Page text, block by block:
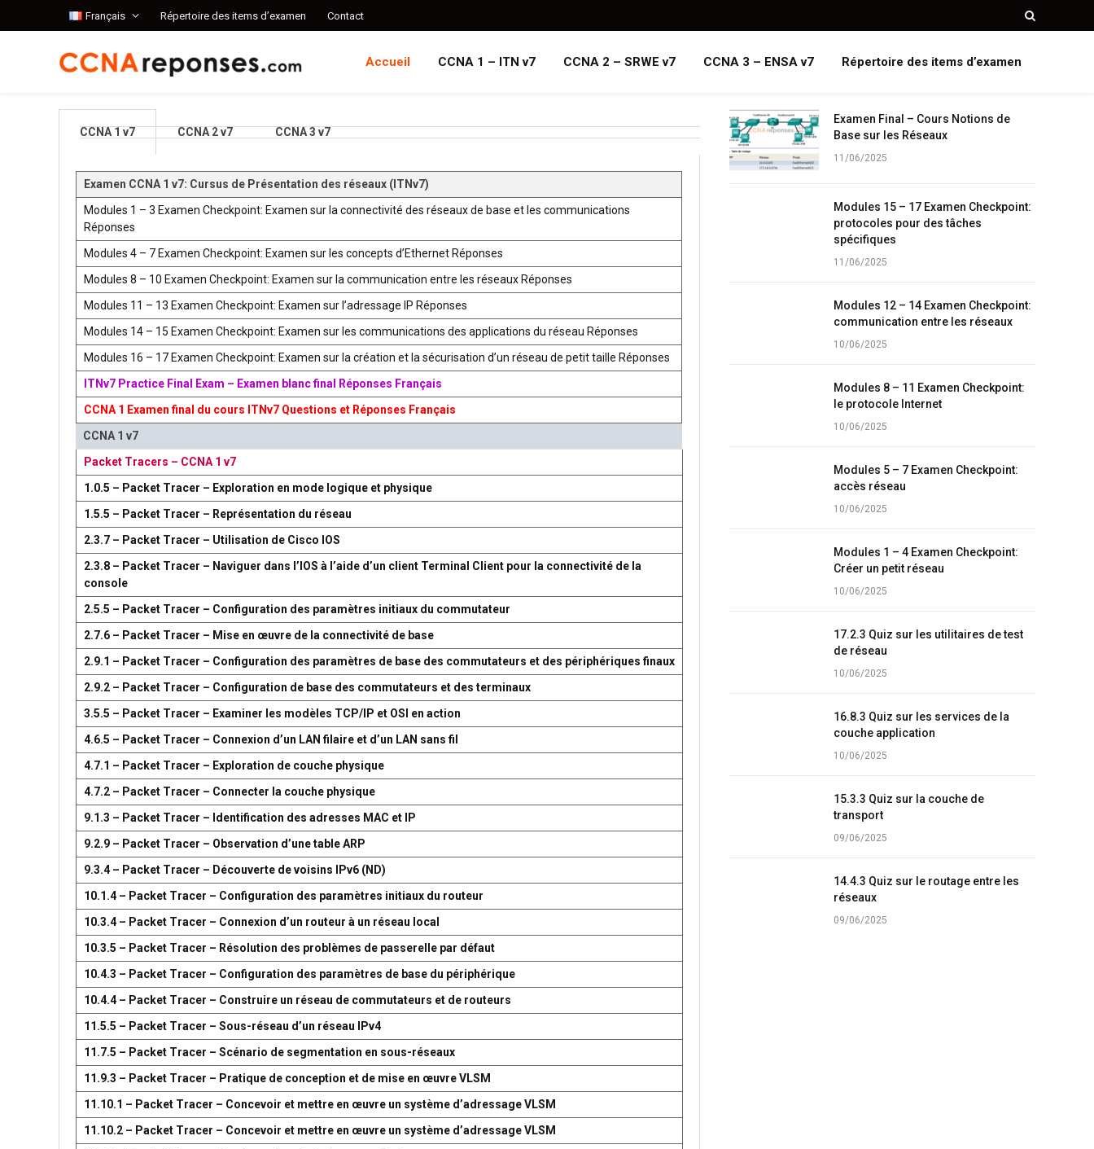
Français Répertoire des items d’examen Contact
Accueil CCNA 1 – ITN v7 CCNA 2 – SRWE v7 CCNA 3 – ENSA v7 Répertoire des items d’examen
CCNA 1 v7 CCNA 2 v7 CCNA 3 v7
Examen CCNA 1 v7: Cursus de Présentation des réseaux (ITNv7)
Modules 1 – 3 Examen Checkpoint: Examen sur la connectivité des réseaux de base et les communications
Réponses
Modules 4 – 7 Examen Checkpoint: Examen sur les concepts d’Ethernet Réponses
Modules 8 – 10 Examen Checkpoint: Examen sur la communication entre les réseaux Réponses
Modules 11 – 13 Examen Checkpoint: Examen sur l’adressage IP Réponses
Modules 14 – 15 Examen Checkpoint: Examen sur les communications des applications du réseau Réponses
Modules 16 – 17 Examen Checkpoint: Examen sur la création et la sécurisation d’un réseau de petit taille Réponses
ITNv7 Practice Final Exam – Examen blanc final Réponses Français
CCNA 1 Examen final du cours ITNv7 Questions et Réponses Français
CCNA 1 v7
Packet Tracers – CCNA 1 v7
1.0.5 – Packet Tracer – Exploration en mode logique et physique
1.5.5 – Packet Tracer – Représentation du réseau
2.3.7 – Packet Tracer – Utilisation de Cisco IOS
2.3.8 – Packet Tracer – Naviguer dans l’IOS à l’aide d’un client Terminal Client pour la connectivité de la
console
2.5.5 – Packet Tracer – Configuration des paramètres initiaux du commutateur
2.7.6 – Packet Tracer – Mise en œuvre de la connectivité de base
2.9.1 – Packet Tracer – Configuration des paramètres de base des commutateurs et des périphériques finaux
2.9.2 – Packet Tracer – Configuration de base des commutateurs et des terminaux
3.5.5 – Packet Tracer – Examiner les modèles TCP/IP et OSI en action
4.6.5 – Packet Tracer – Connexion d’un LAN filaire et d’un LAN sans fil
4.7.1 – Packet Tracer – Exploration de couche physique
4.7.2 – Packet Tracer – Connecter la couche physique
9.1.3 – Packet Tracer – Identification des adresses MAC et IP
9.2.9 – Packet Tracer – Observation d’une table ARP
9.3.4 – Packet Tracer – Découverte de voisins IPv6 (ND)
10.1.4 – Packet Tracer – Configuration des paramètres initiaux du routeur
10.3.4 – Packet Tracer – Connexion d’un routeur à un réseau local
10.3.5 – Packet Tracer – Résolution des problèmes de passerelle par défaut
10.4.3 – Packet Tracer – Configuration des paramètres de base du périphérique
10.4.4 – Packet Tracer – Construire un réseau de commutateurs et de routeurs
11.5.5 – Packet Tracer – Sous-réseau d’un réseau IPv4
11.7.5 – Packet Tracer – Scénario de segmentation en sous-réseaux
11.9.3 – Packet Tracer – Pratique de conception et de mise en œuvre VLSM
11.10.1 – Packet Tracer – Concevoir et mettre en œuvre un système d’adressage VLSM
11.10.2 – Packet Tracer – Concevoir et mettre en œuvre un système d’adressage VLSM
Examen Final – Cours Notions de
Base sur les Réseaux
11/06/2025
Modules 15 – 17 Examen Checkpoint:
protocoles pour des tâches
spécifiques
11/06/2025
Modules 12 – 14 Examen Checkpoint:
communication entre les réseaux
10/06/2025
Modules 8 – 11 Examen Checkpoint:
le protocole Internet
10/06/2025
Modules 5 – 7 Examen Checkpoint:
accès réseau
10/06/2025
Modules 1 – 4 Examen Checkpoint:
Créer un petit réseau
10/06/2025
17.2.3 Quiz sur les utilitaires de test
de réseau
10/06/2025
16.8.3 Quiz sur les services de la
couche application
10/06/2025
15.3.3 Quiz sur la couche de
transport
09/06/2025
14.4.3 Quiz sur le routage entre les
réseaux
09/06/2025